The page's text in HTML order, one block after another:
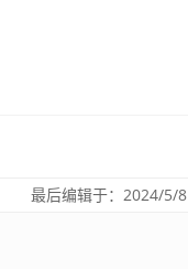
最后编辑于：2024/5/8